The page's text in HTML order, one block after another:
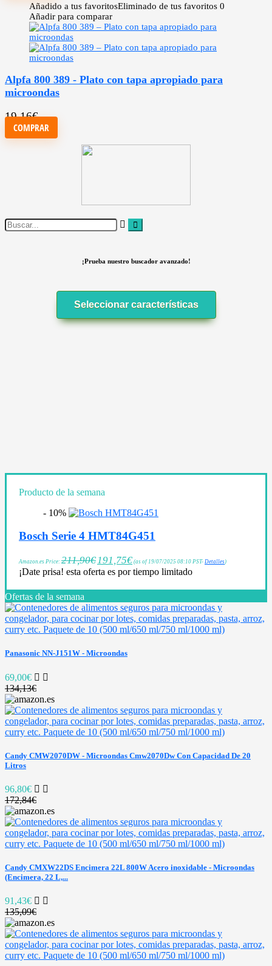
Añadido a tus favoritosEliminado de tus favoritos 0
Añadir para comparar
Alpfa 800 389 - Plato con tapa apropiado para
microondas
19,16€
COMPRAR
¡Prueba nuestro buscador avanzado!
Seleccionar características
Producto de la semana
- 10%
Bosch Serie 4 HMT84G451
Amazon.es Price: 211,90€191,75€ (as of 19/07/2025 08:10 PST- Detalles)
¡Date prisa! esta oferta es por tiempo limitado
Ofertas de la semana
Panasonic NN-J151W - Microondas
69,00€
134,13€
Candy CMW2070DW - Microondas Cmw2070Dw Con Capacidad De 20
Litros
96,80€
172,84€
Candy CMXW22DS Encimera 22L 800W Acero inoxidable - Microondas
(Encimera, 22 L,...
91,43€
135,09€